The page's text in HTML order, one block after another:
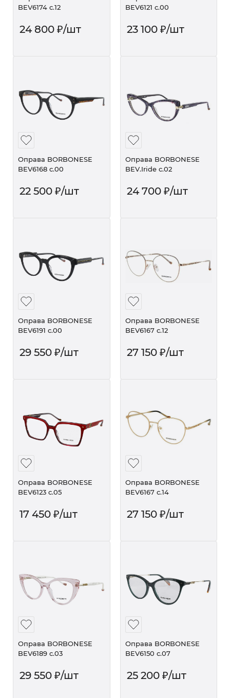
BEV6174 c.12
24 800 ₽/шт
BEV6121 c.00
23 100₽/шт
Оправа BORBONESE
BEV6168 c.00
22 500 ₽/шт
Оправа BORBONESE
BEV.Iride c.02
24 700₽/шт
Оправа BORBONESE
BEV6191 c.00
29 550 ₽/шт
Оправа BORBONESE
BEV6167 c.12
27 150₽/шт
Оправа BORBONESE
BEV6123 c.05
17 450 ₽/шт
Оправа BORBONESE
BEV6167 c.14
27 150₽/шт
Оправа BORBONESE
BEV6189 c.03
29 550 ₽/шт
Оправа BORBONESE
BEV6150 c.07
25 200₽/шт